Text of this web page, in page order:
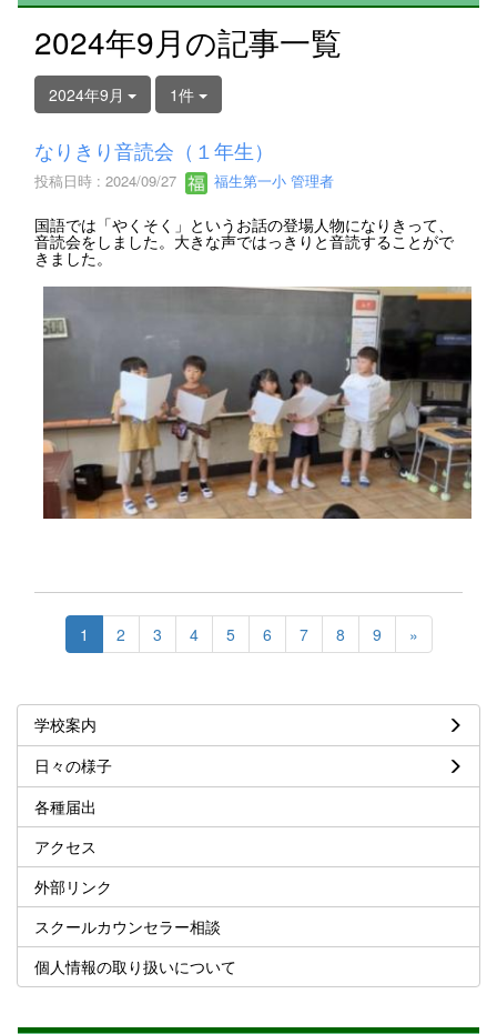
2024年9月の記事一覧
2024年9月 1件
なりきり音読会（１年生）
投稿日時 : 2024/09/27 福生第一小 管理者
国語では「やくそく」というお話の登場人物になりきって、
音読会をしました。大きな声ではっきりと音読することがで
きました。
1 2 3 4 5 6 7 8 9 »
学校案内
日々の様子
各種届出
アクセス
外部リンク
スクールカウンセラー相談
個人情報の取り扱いについて